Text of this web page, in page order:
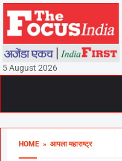
5 August 2026
HOME » आपला महाराष्ट्र